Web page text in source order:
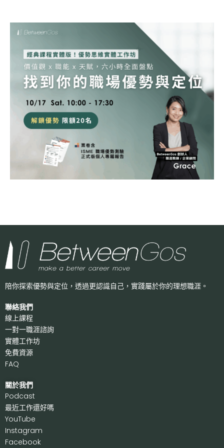
陪你探索優勢與定位，透過更認識自己， 實踐屬於你的理想職涯。
聯絡我們
線上課程
一對一職涯諮詢
實體工作坊
免費資源
FAQ
關於我們
Podcast
最近工作還好嗎
YouTube
Instagram
Facebook